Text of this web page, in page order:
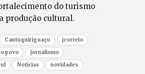
do turismo
produção cultural.
Cantuquiriguaçu
jcorreio
povo
jornalismo
Notícias
novidades